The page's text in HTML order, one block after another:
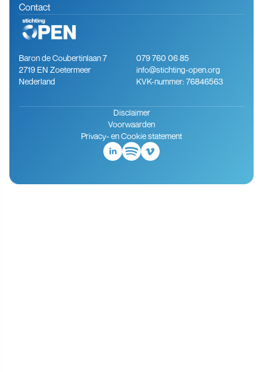
Contact
Baron de Coubertinlaan 7
2719 EN Zoetermeer
Nederland
079 760 06 85
info@stichting-open.org
KVK-nummer: 76846563
Disclaimer
Voorwaarden
Privacy- en Cookie statement